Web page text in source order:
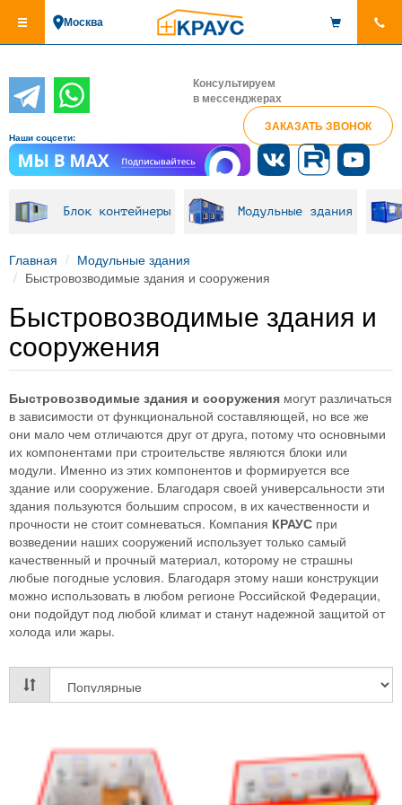
основному
Москва
Консультируем
в мессенджерах
ЗАКАЗАТЬ ЗВОНОК
Наши соцсети:
Блок контейнеры Модульные здания
Главная
Модульные здания
Быстровозводимые здания и сооружения
Быстровозводимые здания и
сооружения
Быстровозводимые здания и сооружения могут различаться
в зависимости от функциональной составляющей, но все же
они мало чем отличаются друг от друга, потому что основными
их компонентами при строительстве являются блоки или
модули. Именно из этих компонентов и формируется все
здание или сооружение. Благодаря своей универсальности эти
здания пользуются большим спросом, в их качественности и
прочности не стоит сомневаться. Компания КРАУС при
возведении наших сооружений использует только самый
качественный и прочный материал, которому не страшны
любые погодные условия. Благодаря этому наши конструкции
можно использовать в любом регионе Российской Федерации,
они подойдут под любой климат и станут надежной защитой от
холода или жары.